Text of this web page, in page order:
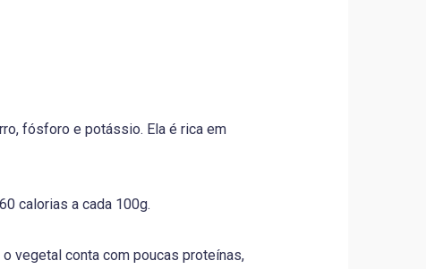
fósforo e potássio. Ela é rica em
calorias a cada 100g.
vegetal conta com poucas proteínas,